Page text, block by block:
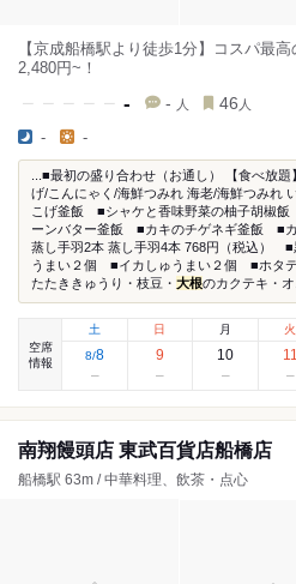
【京成船橋駅より徒歩1分】コスパ最
2,480円~！
- - 人 46 人
- -
...■最初の盛り合わせ（お通し） 【食べ放題】
げ/こんにゃく/海鮮つみれ 海老/海鮮つみ
こげ釜飯 ■シャケと香味野菜の柚子胡椒
ーンバター釜飯 ■カキのチゲネギ釜飯 ■
蒸し手羽2本 蒸し手羽4本 768円（税込）
うまい２個 ■イカしゅうまい２個 ■ホタ
たたききゅうり・枝豆・ 大根のカクテキ・オ
空席
情報
土
8/8
日
9
月
10
火
11
南翔饅頭店 東武百貨店船橋店
船橋駅 63m / 中華料理、飲茶・点心